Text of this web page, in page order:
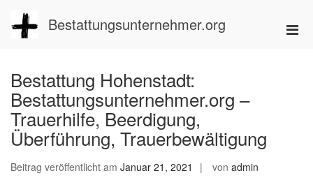
Inhalt
springen
Bestattungsunternehmer.org
Bestattung Hohenstadt:
Bestattungsunternehmer.org –
Trauerhilfe, Beerdigung,
Überführung, Trauerbewältigung
Beitrag veröffentlicht am Januar 21, 2021 von admin